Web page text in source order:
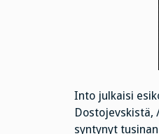
Into julkaisi
Dostojevskistä,
syntynyt